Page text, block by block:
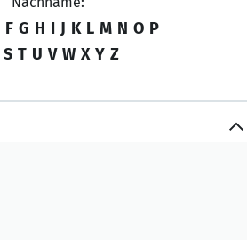
F G H I J K L M N O P
S T U V W X Y Z